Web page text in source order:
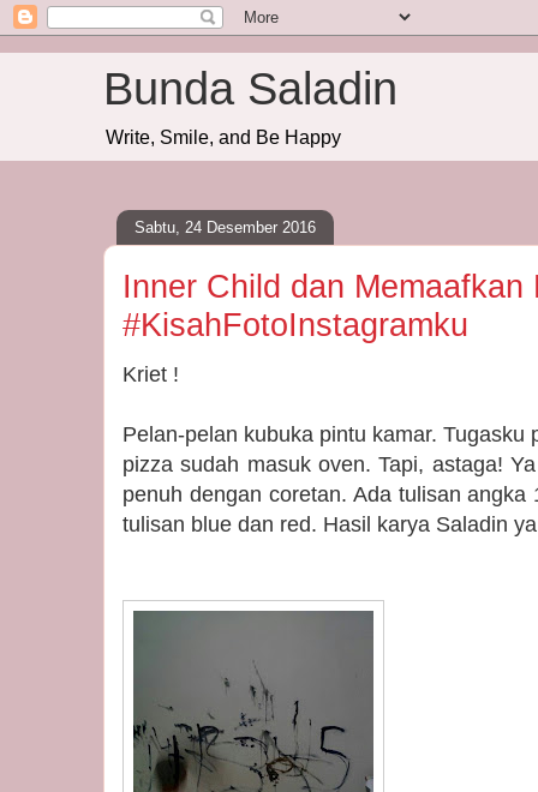
Bunda Saladin
Write, Smile, and Be Happy
Sabtu, 24 Desember 2016
Inner Child dan Memaafkan
#KisahFotoInstagramku
Kriet !
Pelan-pelan kubuka pintu kamar. Tugasku
pizza sudah masuk oven. Tapi, astaga!
penuh dengan coretan. Ada tulisan
tulisan blue dan red. Hasil karya Saladin